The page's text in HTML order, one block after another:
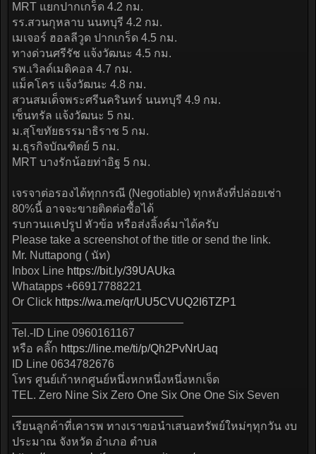
MRT แยกปากเกร็ด 4.2 กม.
รร.สวนกุหลาบ นนทบุรี 4.2 กม.
เมเจอร์ ฮอลลีวูด ปากเกร็ด 4.5 กม.
ทางด่วนศรีรัช แจ้งวัฒนะ 4.5 กม.
รพ.เวิลด์เมดิคอล 4.7 กม.
แม็คโคร แจ้งวัฒนะ 4.8 กม.
สวนสมเด็จพระศรีนครินทร์ นนทบุรี 4.9 กม.
เซ็นทรัล แจ้งวัฒนะ 5 กม.
ม.สุโขทัยธรรมาธิราช 5 กม.
ม.ธุรกิจบัณฑิตย์ 5 กม.
MRT บางรักน้อยท่าอิฐ 5 กม.
เจรจาต่อรองได้ทุกกรณี (Negotiable) ทุกหลังที่ปล่อยเช่า
80%นี้ อาจจะขายติดต่อซื้อได้
รบกวนแคปรูป หัวข้อ หรือส่งลิ้งค์มาได้ครับ
Please take a screenshot of the title or send the link.
Mr. Nuttapong ( นัท)
Inbox Line https://bit.ly/39UAUka
Whatapps +66917788221
Or Click https://wa.me/qr/UU5CVUQ2I6TZP1
Tel.-ID Line 0960161167
หรือ คลิ๊ก https://line.me/ti/p/Qh2PvNrUaq
ID Line 0634782676
โทร ศูนย์เก้าหกศูนย์หนึ่งหกหนึ่งหนึ่งหกเจ็ด
TEL. Zero Nine Six Zero One Six One One Six Seven
เรียนลูกค้าที่เคารพ ทางเราขอนำเสนอทรัพย์ใหม่ๆทุกวัน งบ
ประมาณ จังหวัด อำเภอ ตำบล